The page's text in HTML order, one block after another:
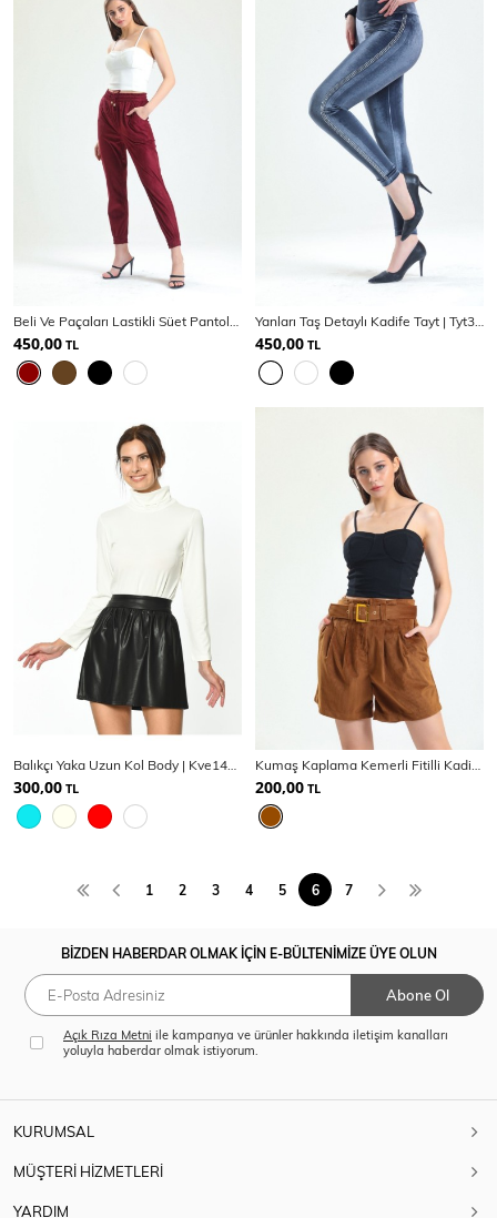
Beli Ve Paçaları Lastikli Süet Pantolon | PNT33895
450,00 TL
Yanları Taş Detaylı Kadife Tayt | Tyt33266
450,00 TL
Balıkçı Yaka Uzun Kol Body | Kve1440Y09
300,00 TL
Kumaş Kaplama Kemerli Fitilli Kadife Şort | Şrt32587
200,00 TL
1 2 3 4 5 6 7
BİZDEN HABERDAR OLMAK İÇİN E-BÜLTENİMİZE ÜYE OLUN
Abone Ol
Açık Rıza Metni ile kampanya ve ürünler hakkında iletişim kanalları
yoluyla haberdar olmak istiyorum.
KURUMSAL
MÜŞTERİ HİZMETLERİ
YARDIM